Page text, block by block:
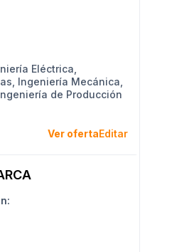
Eléctrica
Ingeniería Mecánica
de Producción
Ver ofertaEditar